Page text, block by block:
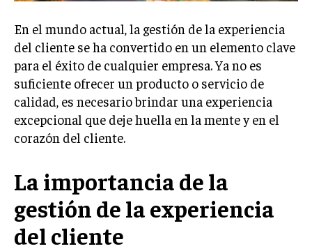
NEWS LIFESTYLE PUBLIC OPINION
LIFESTYLE
En el mundo actual, la gestión de la experiencia
del cliente se ha convertido en un elemento clave
para el éxito de cualquier empresa. Ya no es
suficiente ofrecer un producto o servicio de
calidad, es necesario brindar una experiencia
excepcional que deje huella en la mente y en el
corazón del cliente.
La importancia de la
gestión de la experiencia
del cliente